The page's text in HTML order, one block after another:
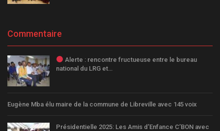
Commentaire
Alerte : rencontre fructueuse entre le bureau
national du LRG et…
Eugène Mba élu maire de la commune de Libreville avec 145 voix
Présidentielle 2025: Les Amis d’Enfance C’BON avec